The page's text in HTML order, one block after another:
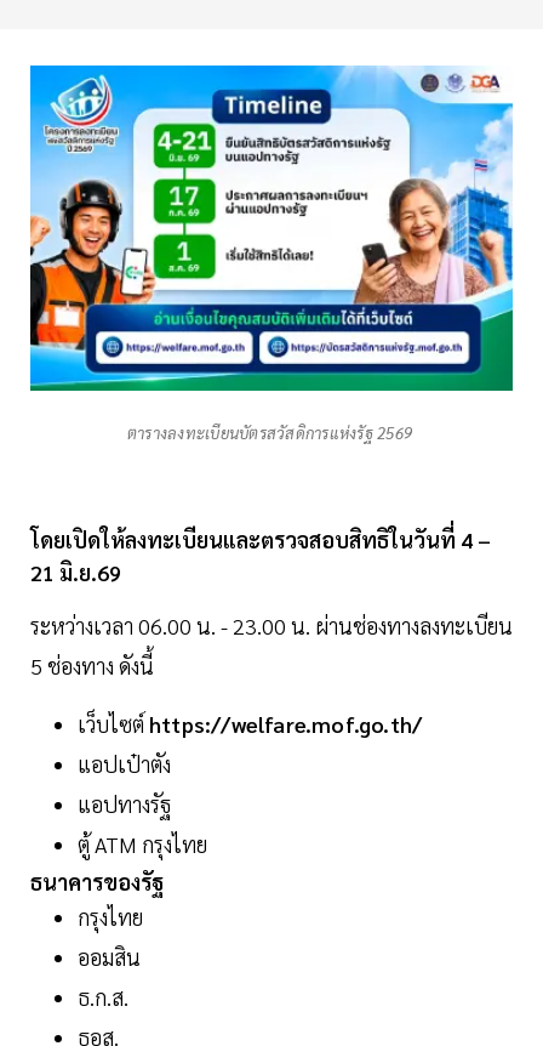
ตารางลงทะเบียนบัตรสวัสดิการแห่งรัฐ 2569
โดยเปิดให้ลงทะเบียนและตรวจสอบสิทธิในวันที่ 4 –
21 มิ.ย.69
ระหว่างเวลา 06.00 น. - 23.00 น. ผ่านช่องทางลงทะเบียน
5 ช่องทาง ดังนี้
เว็บไซต์ https://welfare.mof.go.th/
แอปเป๋าตัง
แอปทางรัฐ
ตู้ ATM กรุงไทย
ธนาคารของรัฐ
กรุงไทย
ออมสิน
ธ.ก.ส.
ธอส.